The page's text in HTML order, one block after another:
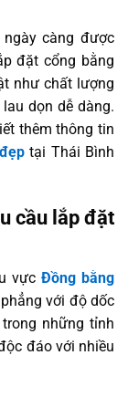
càng được
đặt cổng bằng
như chất lượng
dọn dễ dàng.
thêm thông tin
tại Thái Bình
cầu lắp đặt
vựcĐồng bằng
với độ dốc
những tỉnh
đáo với nhiều